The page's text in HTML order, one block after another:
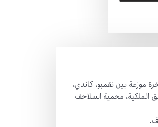
موزعة بين نقمبو، كاندي،
الملكية، محمية السلاحف